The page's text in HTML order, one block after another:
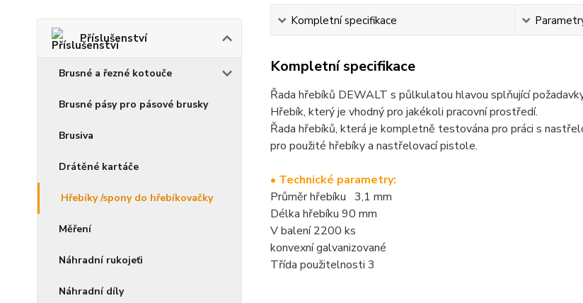
Příslušenství
Brusné a řezné kotouče
Brusné pásy pro pásové brusky
Brusiva
Drátěné kartáče
Hřebíky /spony do hřebíkovačky
Měření
Náhradní rukojeťi
Náhradní díly
Kompletní specifikace
Kompletní specifikace
Řada hřebíků DEWALT s půlkulatou hlavou splňující
Hřebík, který je vhodný pro jakékoli pracovní prostředí.
Řada hřebíků, která je kompletně testována pro práci s
pro použité hřebíky a nastřelovací pistole.
• Technické parametry:
Průměr hřebíku 3,1 mm
Délka hřebíku 90 mm
V balení 2200 ks
konvexní galvanizované
Třída použitelnosti 3